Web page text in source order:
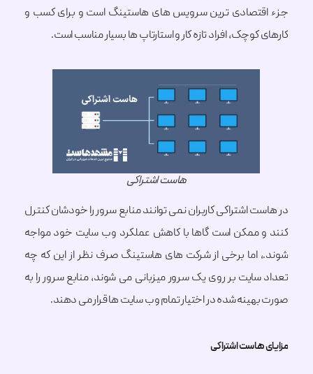
ترین سرویس های هاستینگ است و برای کسب و
کوچک، افراد تازه کار و استارتاپ ها بسیار مناسب است.
هاست اشتراکی
اشتراکی کاربران نمی توانند منابع سرور را خودشان کنترل
ممکن است گاها با کاهش عملکرد وب سایت خود مواجه
اما برخی از شرکت های هاستینگ صرف نظر از این که چه
بر روی یک سرور میزبانی می شوند، منابع سرور را به
شده در اختیار تمام وب سایت ها قرار می دهند.
اشتراکی